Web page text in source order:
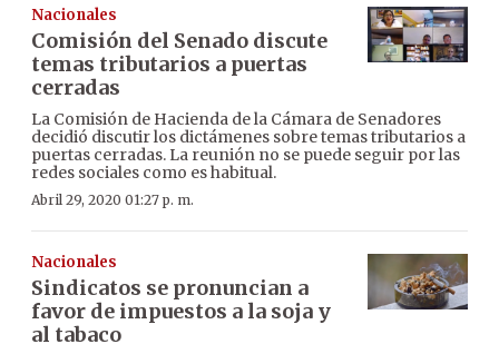
Nacionales
Comisión del Senado discute
temas tributarios a puertas
cerradas
La Comisión de Hacienda de la Cámara de Senadores
decidió discutir los dictámenes sobre temas tributarios a
puertas cerradas. La reunión no se puede seguir por las
redes sociales como es habitual.
Abril 29, 2020 01:27 p. m.
Nacionales
Sindicatos se pronuncian a
favor de impuestos a la soja y
al tabaco